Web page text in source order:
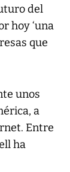
del
hoy ‘una
que
unos
a
Entre
ha